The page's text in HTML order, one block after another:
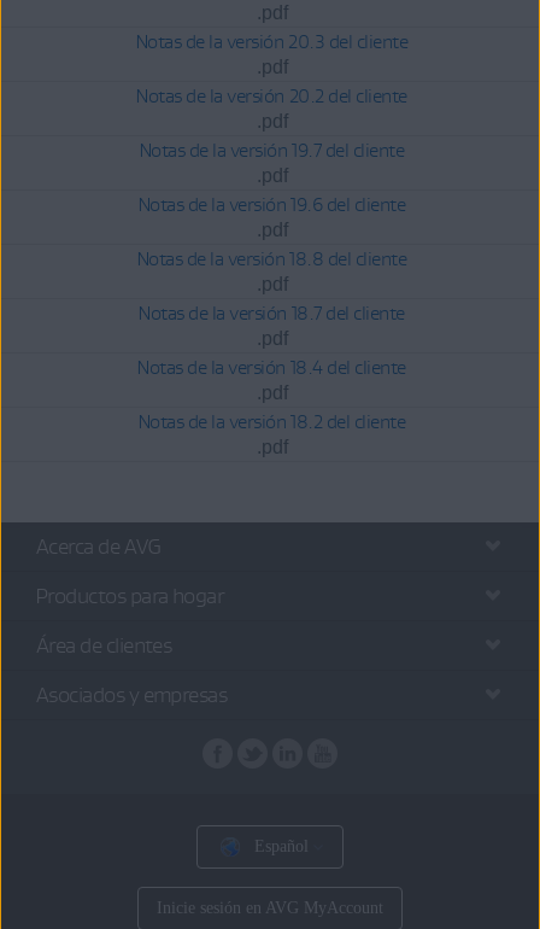
.pdf
Notas de la versión 20.3 del cliente
.pdf
Notas de la versión 20.2 del cliente
.pdf
Notas de la versión 19.7 del cliente
.pdf
Notas de la versión 19.6 del cliente
.pdf
Notas de la versión 18.8 del cliente
.pdf
Notas de la versión 18.7 del cliente
.pdf
Notas de la versión 18.4 del cliente
.pdf
Notas de la versión 18.2 del cliente
.pdf
Acerca de AVG
Productos para hogar
Área de clientes
Asociados y empresas
Español
Inicie sesión en AVG MyAccount